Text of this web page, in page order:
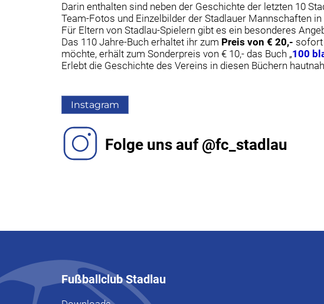
Darin enthalten sind neben der Geschichte der letzten 10
Team-Fotos und Einzelbilder der Stadlauer Mannschaften
Für Eltern von Stadlau-Spielern gibt es ein besonderes
Das 110 Jahre-Buch erhaltet ihr zum Preis von € 20,- sofort
möchte, erhält zum Sonderpreis von € 10,- das Buch „100
Erlebt die Geschichte des Vereins in diesen Büchern
Instagram
Folge uns auf @fc_stadlau
Fußballclub Stadlau